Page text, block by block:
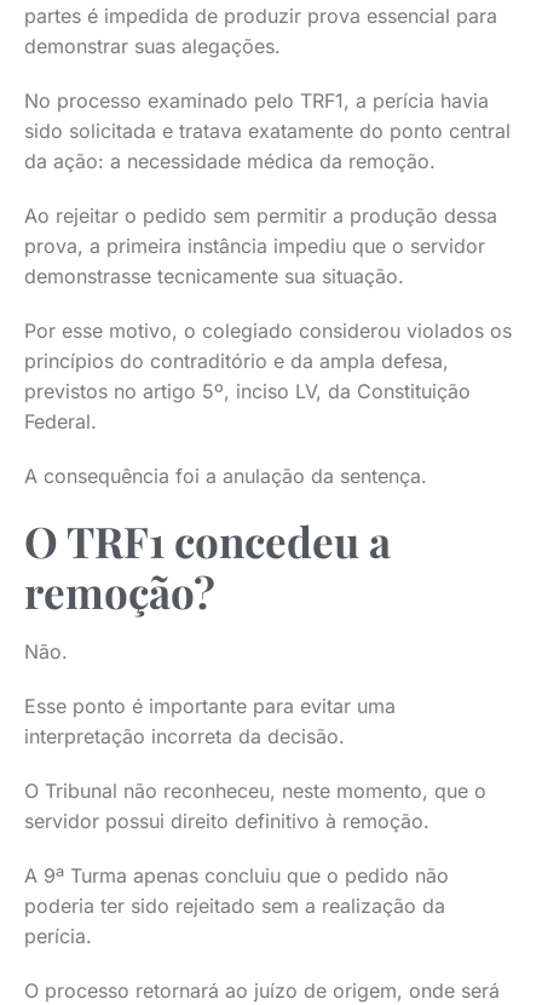
partes é impedida de produzir prova essencial para
demonstrar suas alegações.
No processo examinado pelo TRF1, a perícia havia
sido solicitada e tratava exatamente do ponto central
da ação: a necessidade médica da remoção.
Ao rejeitar o pedido sem permitir a produção dessa
prova, a primeira instância impediu que o servidor
demonstrasse tecnicamente sua situação.
Por esse motivo, o colegiado considerou violados os
princípios do contraditório e da ampla defesa,
previstos no artigo 5º, inciso LV, da Constituição
Federal.
A consequência foi a anulação da sentença.
O TRF1 concedeu a
remoção?
Não.
Esse ponto é importante para evitar uma
interpretação incorreta da decisão.
O Tribunal não reconheceu, neste momento, que o
servidor possui direito definitivo à remoção.
A 9ª Turma apenas concluiu que o pedido não
poderia ter sido rejeitado sem a realização da
perícia.
O processo retornará ao juízo de origem, onde será